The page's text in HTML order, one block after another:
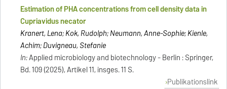
Estimation of PHA concentrations from cell density data in
Cupriavidus necator
Kranert, Lena; Kok, Rudolph; Neumann, Anne-Sophie; Kienle,
Achim; Duvigneau, Stefanie
In:Applied microbiology and biotechnology - Berlin : Springer,
Bd. 109 (2025), Artikel 11, insges. 11 S.
Publikationslink